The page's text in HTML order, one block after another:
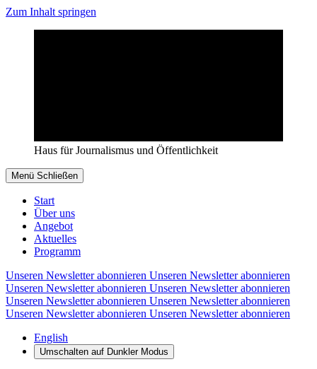
Zum Inhalt springen
Haus für Journalismus und Öffentlichkeit
Menü Schließen
Start
Über uns
Angebot
Aktuelles
Programm
Unseren Newsletter abonnieren Unseren Newsletter abonnieren
Unseren Newsletter abonnieren Unseren Newsletter abonnieren
Unseren Newsletter abonnieren Unseren Newsletter abonnieren
Unseren Newsletter abonnieren Unseren Newsletter abonnieren
English
Umschalten auf DunklerModus